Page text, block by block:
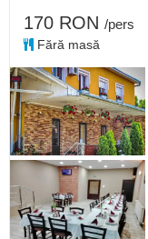
170 RON /pers
Fără masă